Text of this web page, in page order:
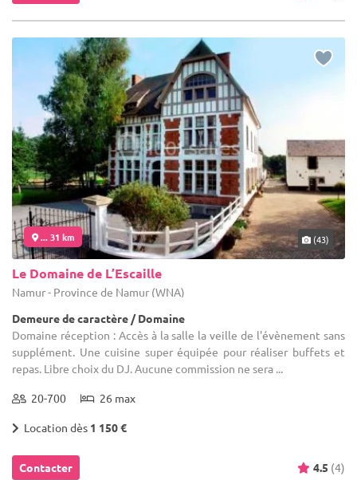
... 31 km (43)
Le Domaine de L’Escaille
Namur - Province de Namur (WNA)
Demeure de caractère / Domaine
Domaine réception : Accès à la salle la veille de l'évènement sans
supplément. Une cuisine super équipée pour réaliser buffets et
repas. Libre choix du DJ. Aucune commission ne sera ...
20-700 26 max
Location dès 1 150 €
Contacter 4.5 (4)